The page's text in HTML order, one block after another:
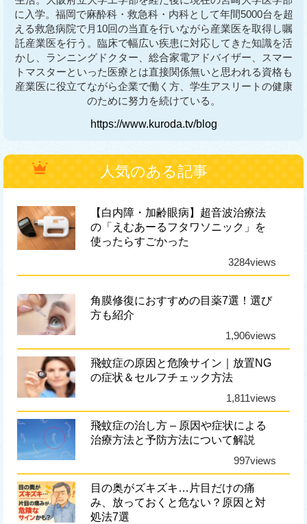
に入学。福岡で麻酔科・救急科・内科として年間5000台を超
える救急病院で月10回の当直を行いながら産業医を取得し嘱
託産業医を行う。臨床で幅広い疾患に対応してきた知識を活
かし、ランニングドクター、総合家電アドバイザー、スマー
トマスターといった医療とは直接関係無いと思われる資格も
産業医に役立てながら企業で働く方、学生アスリートの健康
のために努力を続けている。
https://www.kuroda.tv/blog
人気のある記事
【白内障・加齢眼病】超音波治療法
の「えむあーるフタワソニック」を
使ったらすごかった
3284views
角膜修復におすすめの目薬7選！選び
方も紹介
1,906views
飛蚊症の原因と危険サイン｜放置NG
の症状＆セルフチェック方法
1,811views
飛蚊症の治し方 – 原因や症状による
治療方法と予防方法について解説
997views
目の奥がズキズキ…片目だけの痛
み、放っておくと危ない？原因と対
処法7選